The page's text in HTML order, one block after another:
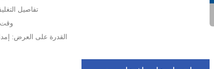
تفاصيل
وقت
القدرة على العرض: